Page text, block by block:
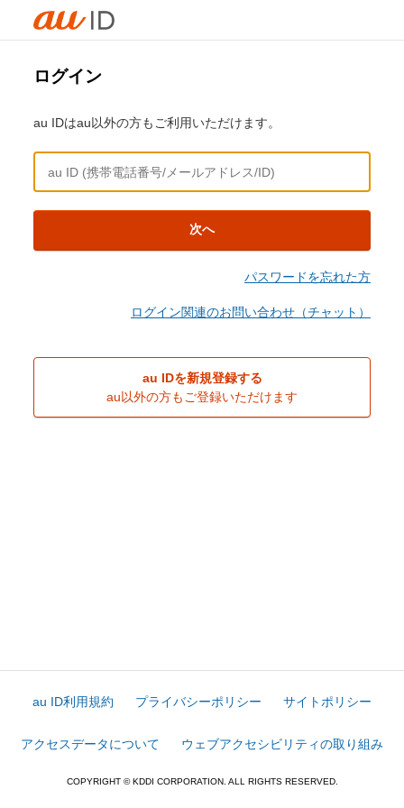
ログイン
au IDはau以外の方もご利用いただけます。
次へ
パスワードを忘れた方
ログイン関連のお問い合わせ（チャット）
au IDを新規登録する
au以外の方もご登録いただけます
au ID利用規約 プライバシーポリシー サイトポリシー
アクセスデータについて ウェブアクセシビリティの取り組み
COPYRIGHT © KDDI CORPORATION. ALL RIGHTS RESERVED.